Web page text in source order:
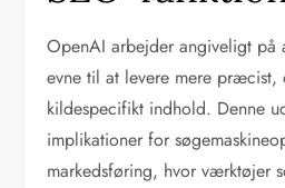
OpenAI arbejder angiveligt på
evne til at levere mere præcist,
kildespecifikt indhold. Denne
implikationer for
markedsføring, hvor værktøjer